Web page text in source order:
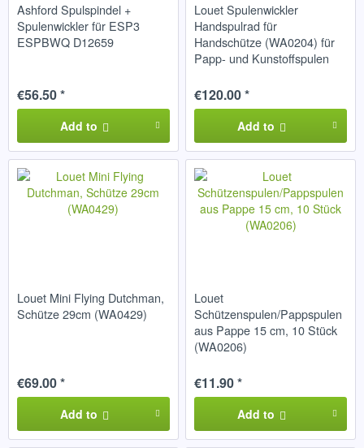
Ashford Spulspindel +
Spulenwickler für ESP3
ESPBWQ D12659
€56.50 *
Add to
Louet Spulenwickler
Handspulrad für
Handschütze (WA0204) für
Papp- und Kunstoffspulen
€120.00 *
Add to
Louet Mini Flying Dutchman,
Schütze 29cm (WA0429)
€69.00 *
Add to
Louet
Schützenspulen/Pappspulen
aus Pappe 15 cm, 10 Stück
(WA0206)
€11.90 *
Add to